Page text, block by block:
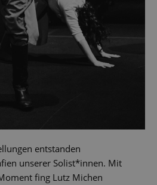
entstanden
unserer Solist*innen. Mit
fing Lutz Michen